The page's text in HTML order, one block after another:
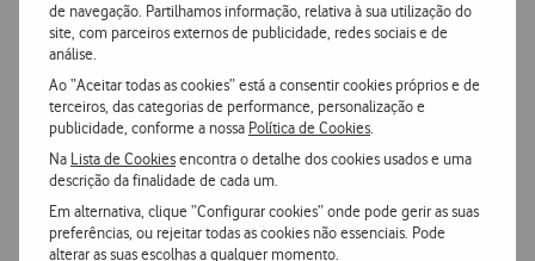
de navegação. Partilhamos informação, relativa à sua utilização do
site, com parceiros externos de publicidade, redes sociais e de
análise.
Ao “Aceitar todas as cookies” está a consentir cookies próprios e de
terceiros, das categorias de performance, personalização e
publicidade, conforme a nossa Política de Cookies
Na Lista de Cookiesencontra o detalhe dos cookies usados e uma
descrição da finalidade de cada um.
Em alternativa, clique “Configurar cookies” onde pode gerir as suas
preferências, ou rejeitar todas as cookies não essenciais. Pode
alterar as suas escolhas a qualquer momento.
Vantagens Vodafone.pt
14 dias para devoluções
Pode devolver gratuitamente qualquer produto numa das
nossas lojas ou CTT.
Entrega grátise ultrarápida
Encomende hoje antes das 16h e receba no dia útil